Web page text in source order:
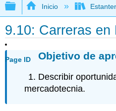
Expandir/contraer
Inicio
9.10: Carreras en
Page ID Objetivo de
Describir
mercadotecnia.